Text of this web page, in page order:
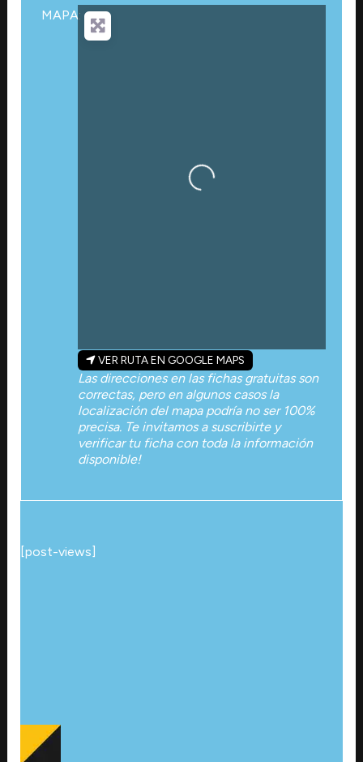
MAPA:
Cargando…
VER RUTA EN GOOGLE MAPS
Las direcciones en las fichas gratuitas son
correctas, pero en algunos casos la
localización del mapa podría no ser 100%
precisa. Te invitamos a suscribirte y
verificar tu ficha con toda la información
disponible!
[post-views]